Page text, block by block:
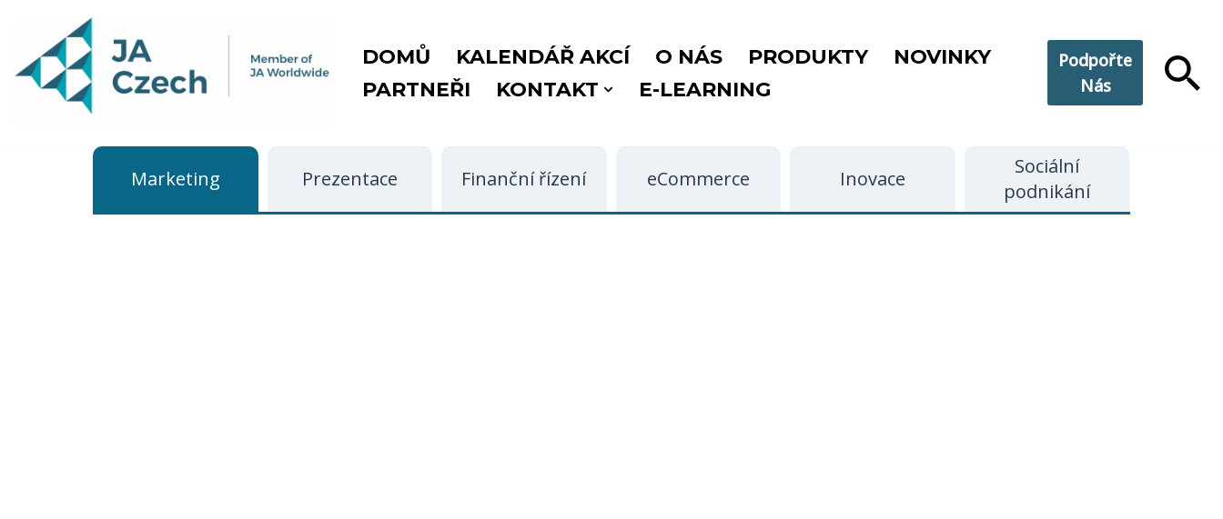
Přeskočit
na
DOMŮ KALENDÁŘ AKCÍ O NÁS PRODUKTY
NOVINKY
PARTNEŘI
KONTAKT E-LEARNING
Podpořte
Nás
Marketing Prezentace Finanční řízení eCommerce Inovace
Sociální
podnikání